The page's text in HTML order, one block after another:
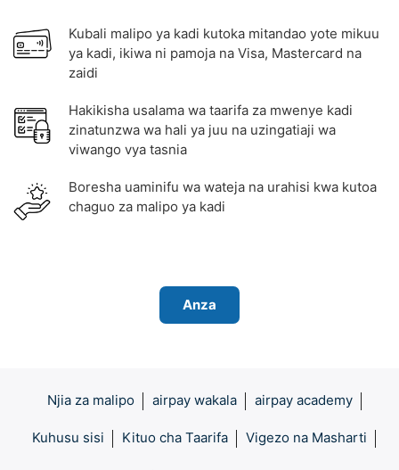
Kubali malipo ya kadi kutoka mitandao yote mikuu
ya kadi, ikiwa ni pamoja na Visa, Mastercard na
zaidi
Hakikisha usalama wa taarifa za mwenye kadi
zinatunzwa wa hali ya juu na uzingatiaji wa
viwango vya tasnia
Boresha uaminifu wa wateja na urahisi kwa kutoa
chaguo za malipo ya kadi
Anza
Njia za malipo airpay wakala airpay academy
Kuhusu sisi Kituo cha Taarifa Vigezo na Masharti